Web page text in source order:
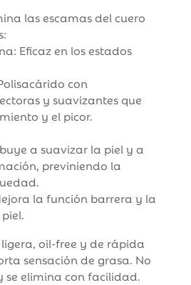
las escamas del cuero
Eficaz en los estados
con
y suavizantes que
y el picor.
a suavizar la piel y a
previniendo la
la función barrera y la
oil-free y de rápida
sensación de grasa. No
se elimina con facilidad.